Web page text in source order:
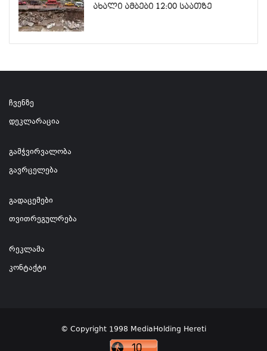
ახალი ამბები 12:00 საათზე
ჩვენზე
დეკლარაცია
გამჭვირვალობა
გავრცელება
გადაცემები
თვითრეგულრება
რეკლამა
კონტაქტი
© Copyright 1998 MediaHolding Hereti